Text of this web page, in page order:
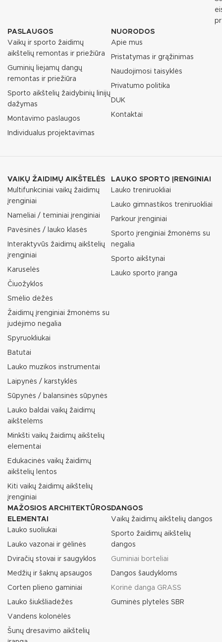
PASLAUGOS
Vaikų ir sporto žaidimų
aikštelių remontas ir priežiūra
Guminių liejamų dangų
remontas ir priežiūra
Sporto aikštelių žaidybinių linijų
dažymas
Montavimo paslaugos
Individualus projektavimas
NUORODOS
Apie mus
Pristatymas ir grąžinimas
Naudojimosi taisyklės
Privatumo politika
DUK
Kontaktai
VAIKŲ ŽAIDIMŲ AIKŠTELĖS
Multifunkciniai vaikų žaidimų
įrenginiai
Nameliai / teminiai įrenginiai
Pavėsinės / lauko klasės
Interaktyvūs žaidimų aikštelių
įrenginiai
Karuselės
Čiuožyklos
Smėlio dėžės
Žaidimų įrenginiai žmonėms su
judėjimo negalia
Spyruokliukai
Batutai
Lauko muzikos instrumentai
Laipynės / karstyklės
Sūpynės / balansinės sūpynės
Lauko baldai vaikų žaidimų
aikštelėms
Minkšti vaikų žaidimų aikštelių
elementai
Edukacinės vaikų žaidimų
aikštelių lentos
Kiti vaikų žaidimų aikštelių
įrenginiai
LAUKO SPORTO ĮRENGINIAI
Lauko treniruokliai
Lauko gimnastikos treniruokliai
Parkour įrenginiai
Sporto įrenginiai žmonėms su
negalia
Sporto aikštynai
Lauko sporto įranga
MAŽOSIOS ARCHITEKTŪROS
ELEMENTAI
Lauko suoliukai
Lauko vazonai ir gėlinės
Dviračių stovai ir saugyklos
Medžių ir šaknų apsaugos
Corten plieno gaminiai
Lauko šiukšliadėžės
Vandens kolonėlės
Šunų dresavimo aikštelių
DANGOS
Vaikų žaidimų aikštelių dangos
Sporto žaidimų aikštelių
dangos
Guminiai borteliai
Dangos šaudykloms
Korinė danga GRASS
Guminės plytelės SBR